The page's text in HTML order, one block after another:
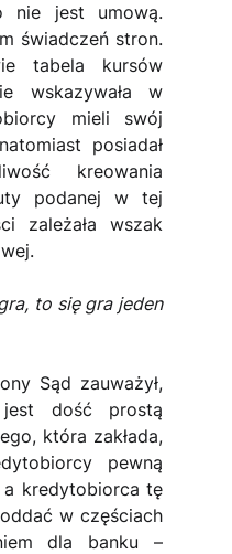
nie jest umową.
świadczeń stron.
tabela kursów
wskazywała w
mieli swój
posiadał
kreowania
podanej w tej
zależała wszak
to się gra jeden
Sąd zauważył,
dość prostą
która zakłada,
pewną
kredytobiorca tę
w częściach
dla banku –